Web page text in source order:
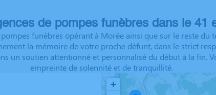
de pompes funèbres dans le 41
funèbres opérant à Morée ainsi que sur le reste
la mémoire de votre proche défunt, dans le strict
un soutien attentionné et personnalisé du début à la fin.
empreinte de solennité et de tranquillité.
+